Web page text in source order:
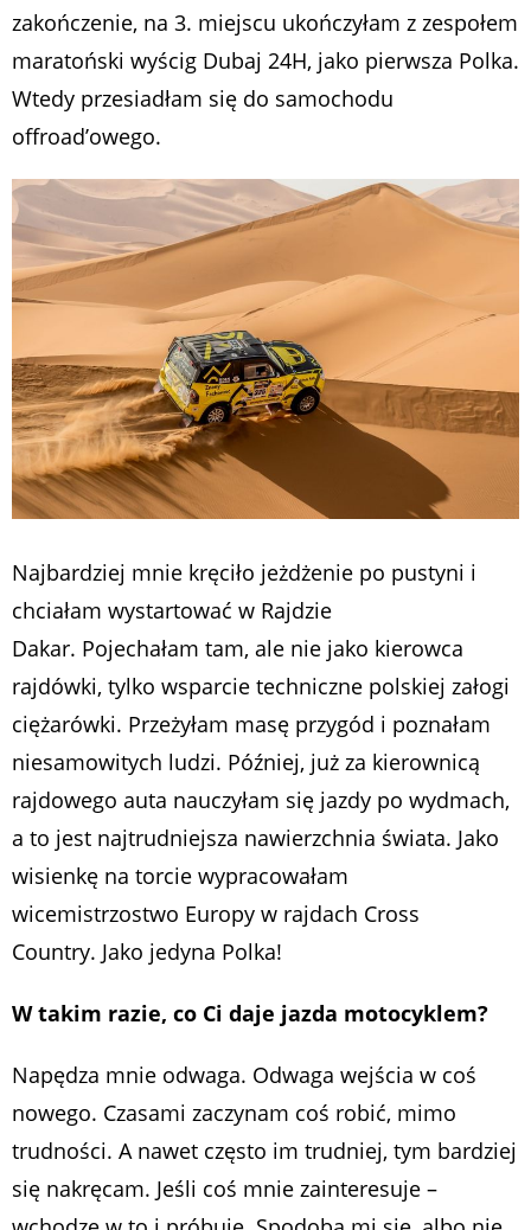
zakończenie, na 3. miejscu ukończyłam z zespołem
maratoński wyścig Dubaj 24H, jako pierwsza Polka.
Wtedy przesiadłam się do samochodu
offroad’owego.
Najbardziej mnie kręciło jeżdżenie po pustyni i
chciałam wystartować w Rajdzie
Dakar. Pojechałam tam, ale nie jako kierowca
rajdówki, tylko wsparcie techniczne polskiej załogi
ciężarówki. Przeżyłam masę przygód i poznałam
niesamowitych ludzi. Później, już za kierownicą
rajdowego auta nauczyłam się jazdy po wydmach,
a to jest najtrudniejsza nawierzchnia świata. Jako
wisienkę na torcie wypracowałam
wicemistrzostwo Europy w rajdach Cross
Country. Jako jedyna Polka!
W takim razie, co Ci daje jazda motocyklem?
Napędza mnie odwaga. Odwaga wejścia w coś
nowego. Czasami zaczynam coś robić, mimo
trudności. A nawet często im trudniej, tym bardziej
się nakręcam. Jeśli coś mnie zainteresuje –